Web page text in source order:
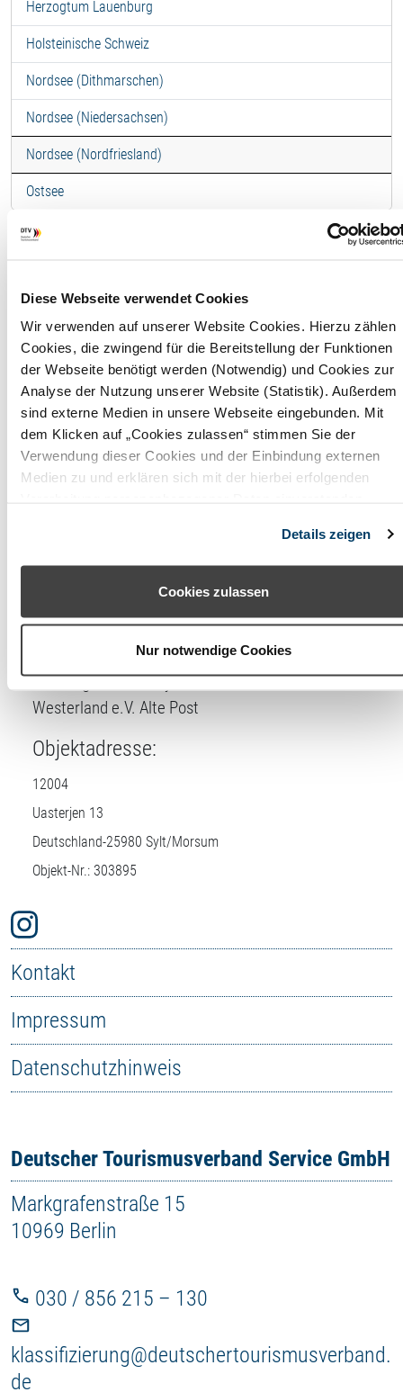
Diese Webseite verwendet Cookies
Wir verwenden auf unserer Website Cookies. Hierzu zählen
Cookies, die zwingend für die Bereitstellung der Funktionen
der Webseite benötigt werden (Notwendig) und Cookies zur
Analyse der Nutzung unserer Website (Statistik). Außerdem
sind externe Medien in unsere Webseite eingebunden. Mit
dem Klicken auf „Cookies zulassen“ stimmen Sie der
Verwendung dieser Cookies und der Einbindung externen
Medien zu und erklären sich mit der hierbei erfolgenden
Cookies“ ohne die Erklärung einer Einwilligung fortfahren. In
diesem Fall werden nur notwendige Cookies verwendet. Sie
können Ihre Einwilligung jederzeit unter den Cookie-
Details zeigen
Cookies zulassen
Nur notwendige Cookies
Herzogtum Lauenburg
Holsteinische Schweiz
Nordsee (Dithmarschen)
Nordsee (Niedersachsen)
Nordsee (Nordfriesland)
Ostsee
Ferienhaus - 12004
Wohnfläche
220,00
m²
Maximale
Belegung
6
Badezimmer
4
Schlafzimmer
Lizenznehmer
DTV-Prüfstelle:
Buchungszentrum Sylt + Fremdenverkehrsverein
Westerland e.V. Alte Post
Objektadresse:
12004
Uasterjen 13
Deutschland-25980 Sylt/Morsum
Objekt-Nr.: 303895
Deutscher Tourismusverband Service GmbH
Markgrafenstraße 15
10969 Berlin
030 / 856 215 – 130
klassifizierung@deutschertourismusverband.
de
Kontakt
Impressum
Datenschutzhinweis